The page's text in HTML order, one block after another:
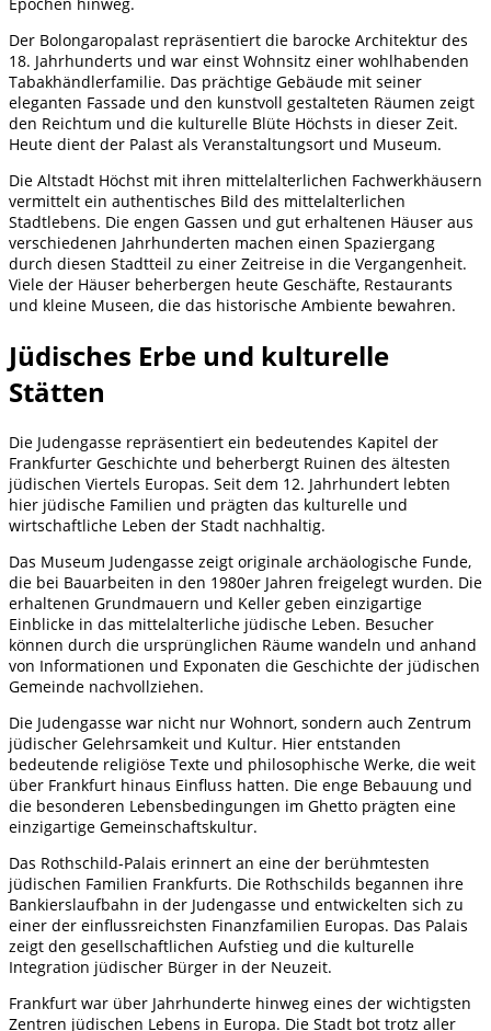
Epochen hinweg.
Der Bolongaropalast repräsentiert die barocke Architektur des
18. Jahrhunderts und war einst Wohnsitz einer wohlhabenden
Tabakhändlerfamilie. Das prächtige Gebäude mit seiner
eleganten Fassade und den kunstvoll gestalteten Räumen zeigt
den Reichtum und die kulturelle Blüte Höchsts in dieser Zeit.
Heute dient der Palast als Veranstaltungsort und Museum.
Die Altstadt Höchst mit ihren mittelalterlichen Fachwerkhäusern
vermittelt ein authentisches Bild des mittelalterlichen
Stadtlebens. Die engen Gassen und gut erhaltenen Häuser aus
verschiedenen Jahrhunderten machen einen Spaziergang
durch diesen Stadtteil zu einer Zeitreise in die Vergangenheit.
Viele der Häuser beherbergen heute Geschäfte, Restaurants
und kleine Museen, die das historische Ambiente bewahren.
Jüdisches Erbe und kulturelle
Stätten
Die Judengasse repräsentiert ein bedeutendes Kapitel der
Frankfurter Geschichte und beherbergt Ruinen des ältesten
jüdischen Viertels Europas. Seit dem 12. Jahrhundert lebten
hier jüdische Familien und prägten das kulturelle und
wirtschaftliche Leben der Stadt nachhaltig.
Das Museum Judengasse zeigt originale archäologische Funde,
die bei Bauarbeiten in den 1980er Jahren freigelegt wurden. Die
erhaltenen Grundmauern und Keller geben einzigartige
Einblicke in das mittelalterliche jüdische Leben. Besucher
können durch die ursprünglichen Räume wandeln und anhand
von Informationen und Exponaten die Geschichte der jüdischen
Gemeinde nachvollziehen.
Die Judengasse war nicht nur Wohnort, sondern auch Zentrum
jüdischer Gelehrsamkeit und Kultur. Hier entstanden
bedeutende religiöse Texte und philosophische Werke, die weit
über Frankfurt hinaus Einfluss hatten. Die enge Bebauung und
die besonderen Lebensbedingungen im Ghetto prägten eine
einzigartige Gemeinschaftskultur.
Das Rothschild-Palais erinnert an eine der berühmtesten
jüdischen Familien Frankfurts. Die Rothschilds begannen ihre
Bankierslaufbahn in der Judengasse und entwickelten sich zu
einer der einflussreichsten Finanzfamilien Europas. Das Palais
zeigt den gesellschaftlichen Aufstieg und die kulturelle
Integration jüdischer Bürger in der Neuzeit.
Frankfurt war über Jahrhunderte hinweg eines der wichtigsten
Zentren jüdischen Lebens in Europa. Die Stadt bot trotz aller